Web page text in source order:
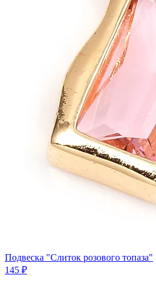
Подвеска "Слиток розового топаза"
145 ₽